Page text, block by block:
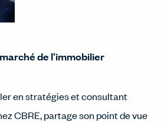
de l’immobilier
en stratégies et consultant
CBRE, partage son point de vue